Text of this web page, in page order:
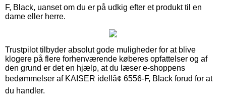
F, Black, uanset om du er på udkig efter et produkt til en
dame eller herre.
Trustpilot tilbyder absolut gode muligheder for at blive
klogere på flere forhenværende køberes opfattelser og af
den grund er det en hjælp, at du læser e-shoppens
bedømmelser af KAISER idellâ¢ 6556-F, Black forud for at
du handler.